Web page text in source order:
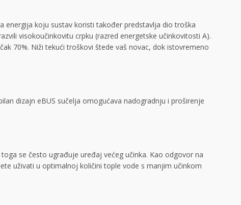
energija koju sustav koristi također predstavlja dio troška
visokoučinkovitu crpku (razred energetske učinkovitosti A).
70%. Niži tekući troškovi štede vaš novac, dok istovremeno
dizajn eBUS sučelja omogućava nadogradnju i proširenje
se često ugrađuje uređaj većeg učinka. Kao odgovor na
uživati u optimalnoj količini tople vode s manjim učinkom